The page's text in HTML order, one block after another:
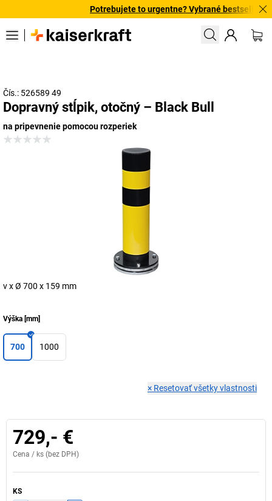
Potrebujete to urgentne? Vybrané bestsellery
Čís.: 526589 49
Dopravný stĺpik, otočný – Black Bull
na pripevnenie pomocou rozperiek
v x Ø 700 x 159 mm
Výška [mm]
700 1000
× Resetovať všetky vlastnosti
729,- €
Cena / ks (bez DPH)
KS